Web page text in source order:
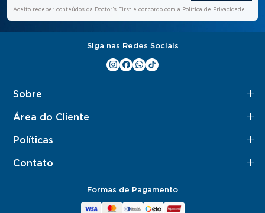
Aceito receber conteúdos da Doctor’s First e concordo com a Política de Privacidade
Siga nas Redes Sociais
Sobre
Área do Cliente
Políticas
Contato
Formas de Pagamento